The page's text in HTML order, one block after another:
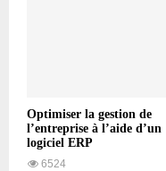
Optimiser la gestion de
l’entreprise à l’aide d’un
logiciel ERP
6524